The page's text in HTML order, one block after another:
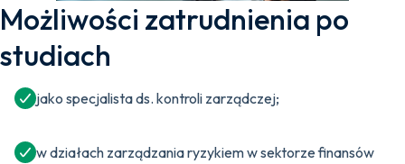
Możliwości zatrudnienia po
studiach
jako specjalista ds. kontroli zarządczej;
w działach zarządzania ryzykiem w sektorze finansów